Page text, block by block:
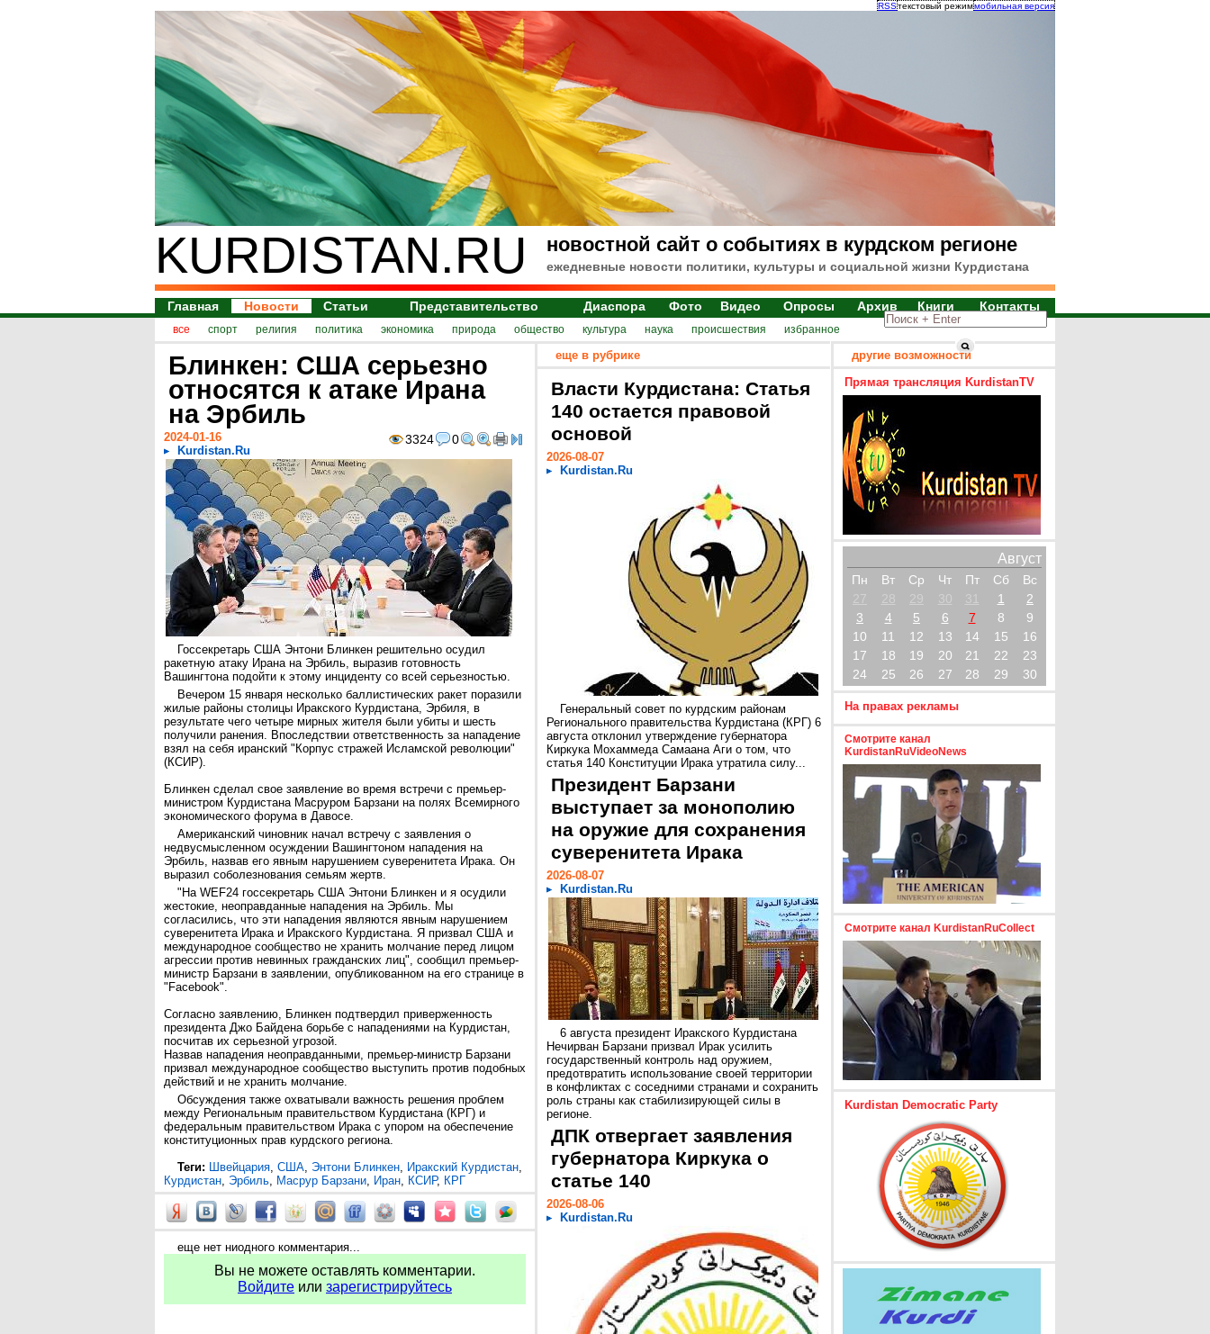
RSSтекстовый режиммобильная версия
KURDISTAN.RU новостной сайт о событиях в курдском регионе
ежедневные новости политики, культуры и социальной жизни Курдистана
Главная Новости Статьи Представительство Диаспора Фото Видео Опросы Архив Книги Контакты
все спорт религия политика экономика природа общество культура наука происшествия избранное
Блинкен: США серьезно
относятся к атаке Ирана
на Эрбиль
3324 0
2024-01-16
Kurdistan.Ru
Госсекретарь США Энтони Блинкен решительно осудил
ракетную атаку Ирана на Эрбиль, выразив готовность
Вашингтона подойти к этому инциденту со всей серьезностью.
Вечером 15 января несколько баллистических ракет поразили
жилые районы столицы Иракского Курдистана, Эрбиля, в
результате чего четыре мирных жителя были убиты и шесть
получили ранения. Впоследствии ответственность за нападение
взял на себя иранский "Корпус стражей Исламской революции"
(КСИР).
Блинкен сделал свое заявление во время встречи с премьер-
министром Курдистана Масруром Барзани на полях Всемирного
экономического форума в Давосе.
Американский чиновник начал встречу с заявления о
недвусмысленном осуждении Вашингтоном нападения на
Эрбиль, назвав его явным нарушением суверенитета Ирака. Он
выразил соболезнования семьям жертв.
"На WEF24 госсекретарь США Энтони Блинкен и я осудили
жестокие, неоправданные нападения на Эрбиль. Мы
согласились, что эти нападения являются явным нарушением
суверенитета Ирака и Иракского Курдистана. Я призвал США и
международное сообщество не хранить молчание перед лицом
агрессии против невинных гражданских лиц", сообщил премьер-
министр Барзани в заявлении, опубликованном на его странице в
"Facebook".
Согласно заявлению, Блинкен подтвердил приверженность
президента Джо Байдена борьбе с нападениями на Курдистан,
посчитав их серьезной угрозой.
Назвав нападения неоправданными, премьер-министр Барзани
призвал международное сообщество выступить против подобных
действий и не хранить молчание.
Обсуждения также охватывали важность решения проблем
между Региональным правительством Курдистана (КРГ) и
федеральным правительством Ирака с упором на обеспечение
конституционных прав курдского региона.
Теги: Швейцария, США, Энтони Блинкен, Иракский Курдистан,
Курдистан, Эрбиль, Масрур Барзани, Иран, КСИР, КРГ
еще нет ниодного комментария...
Вы не можете оставлять комментарии.
Войдите или зарегистрируйтесь
еще в рубрике
Власти Курдистана: Статья
140 остается правовой
основой
2026-08-07
Kurdistan.Ru
Генеральный совет по курдским районам
Регионального правительства Курдистана (КРГ) 6
августа отклонил утверждение губернатора
Киркука Мохаммеда Самаана Аги о том, что
статья 140 Конституции Ирака утратила силу...
Президент Барзани
выступает за монополию
на оружие для сохранения
суверенитета Ирака
2026-08-07
Kurdistan.Ru
6 августа президент Иракского Курдистана
Нечирван Барзани призвал Ирак усилить
государственный контроль над оружием,
предотвратить использование своей территории
в конфликтах с соседними странами и сохранить
роль страны как стабилизирующей силы в
регионе.
ДПК отвергает заявления
губернатора Киркука о
статье 140
2026-08-06
Kurdistan.Ru
другие возможности
Прямая трансляция KurdistanTV
Август
Пн Вт Ср Чт Пт Сб
Вс
27
28 29 30 31 1
2
3
4 5 6 7 8
9
10
11 12 13 14 15
16
17
18 19 20 21 22
23
24
25 26 27 28 29 30
На правах рекламы
Смотрите канал
KurdistanRuVideoNews
Смотрите канал KurdistanRuCollect
Kurdistan Democratic Party